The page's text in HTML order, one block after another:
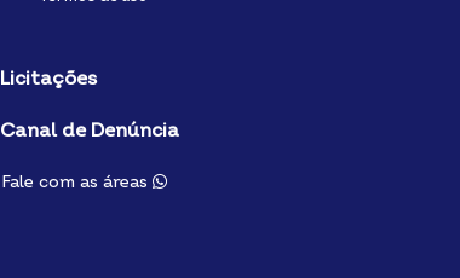
Licitações
Canal de Denúncia
Fale com as áreas